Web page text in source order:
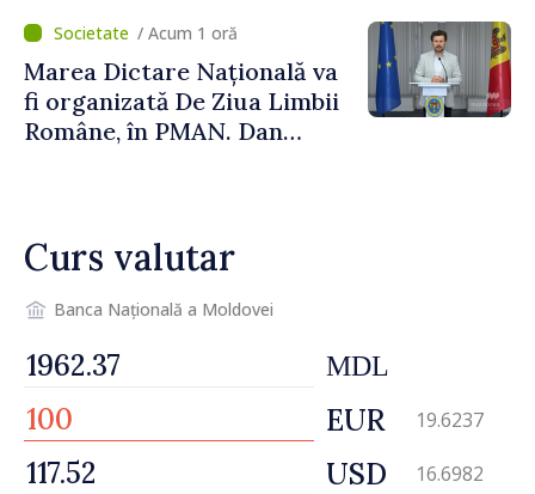
Bolea: „Drumuri bune
înseamnă deplasări sigure
ale agenților economici și
cetățenilor”
/ Acum 1 oră
Marea Dictare Națională va
fi organizată De Ziua Limbii
Române, în PMAN. Dan
Curs valutar
Banca Națională a Moldovei
MDL
EUR 19.6237
USD 16.6982